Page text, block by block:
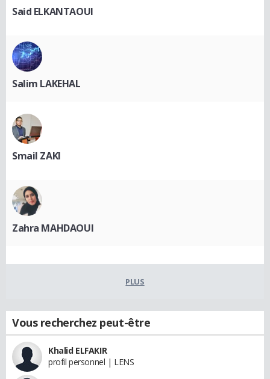
Said ELKANTAOUI
Salim LAKEHAL
Smail ZAKI
Zahra MAHDAOUI
PLUS
Vous recherchez peut-être
Khalid ELFAKIR
profil personnel | LENS